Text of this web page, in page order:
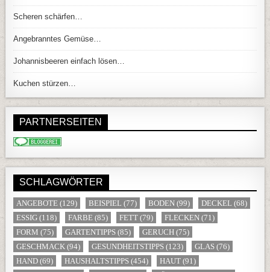
Scheren schärfen…
Angebranntes Gemüse…
Johannisbeeren einfach lösen…
Kuchen stürzen…
PARTNERSEITEN
SCHLAGWÖRTER
ANGEBOTE (129) BEISPIEL (77) BODEN (99) DECKEL (68)
ESSIG (118) FARBE (85) FETT (79) FLECKEN (71)
FORM (75) GARTENTIPPS (85) GERUCH (75)
GESCHMACK (94) GESUNDHEITSTIPPS (123) GLAS (76)
HAND (69) HAUSHALTSTIPPS (454) HAUT (91)